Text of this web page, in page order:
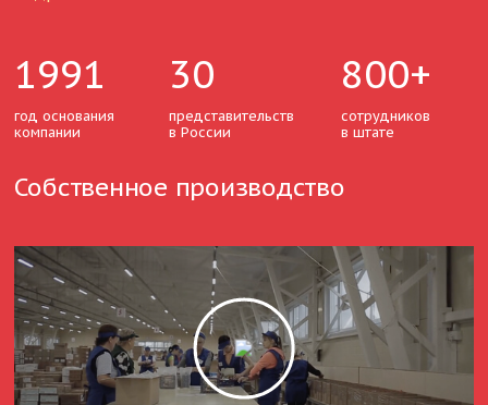
1991
год основания
компании
30
представительств
в России
800+
сотрудников
в штате
Собственное производство